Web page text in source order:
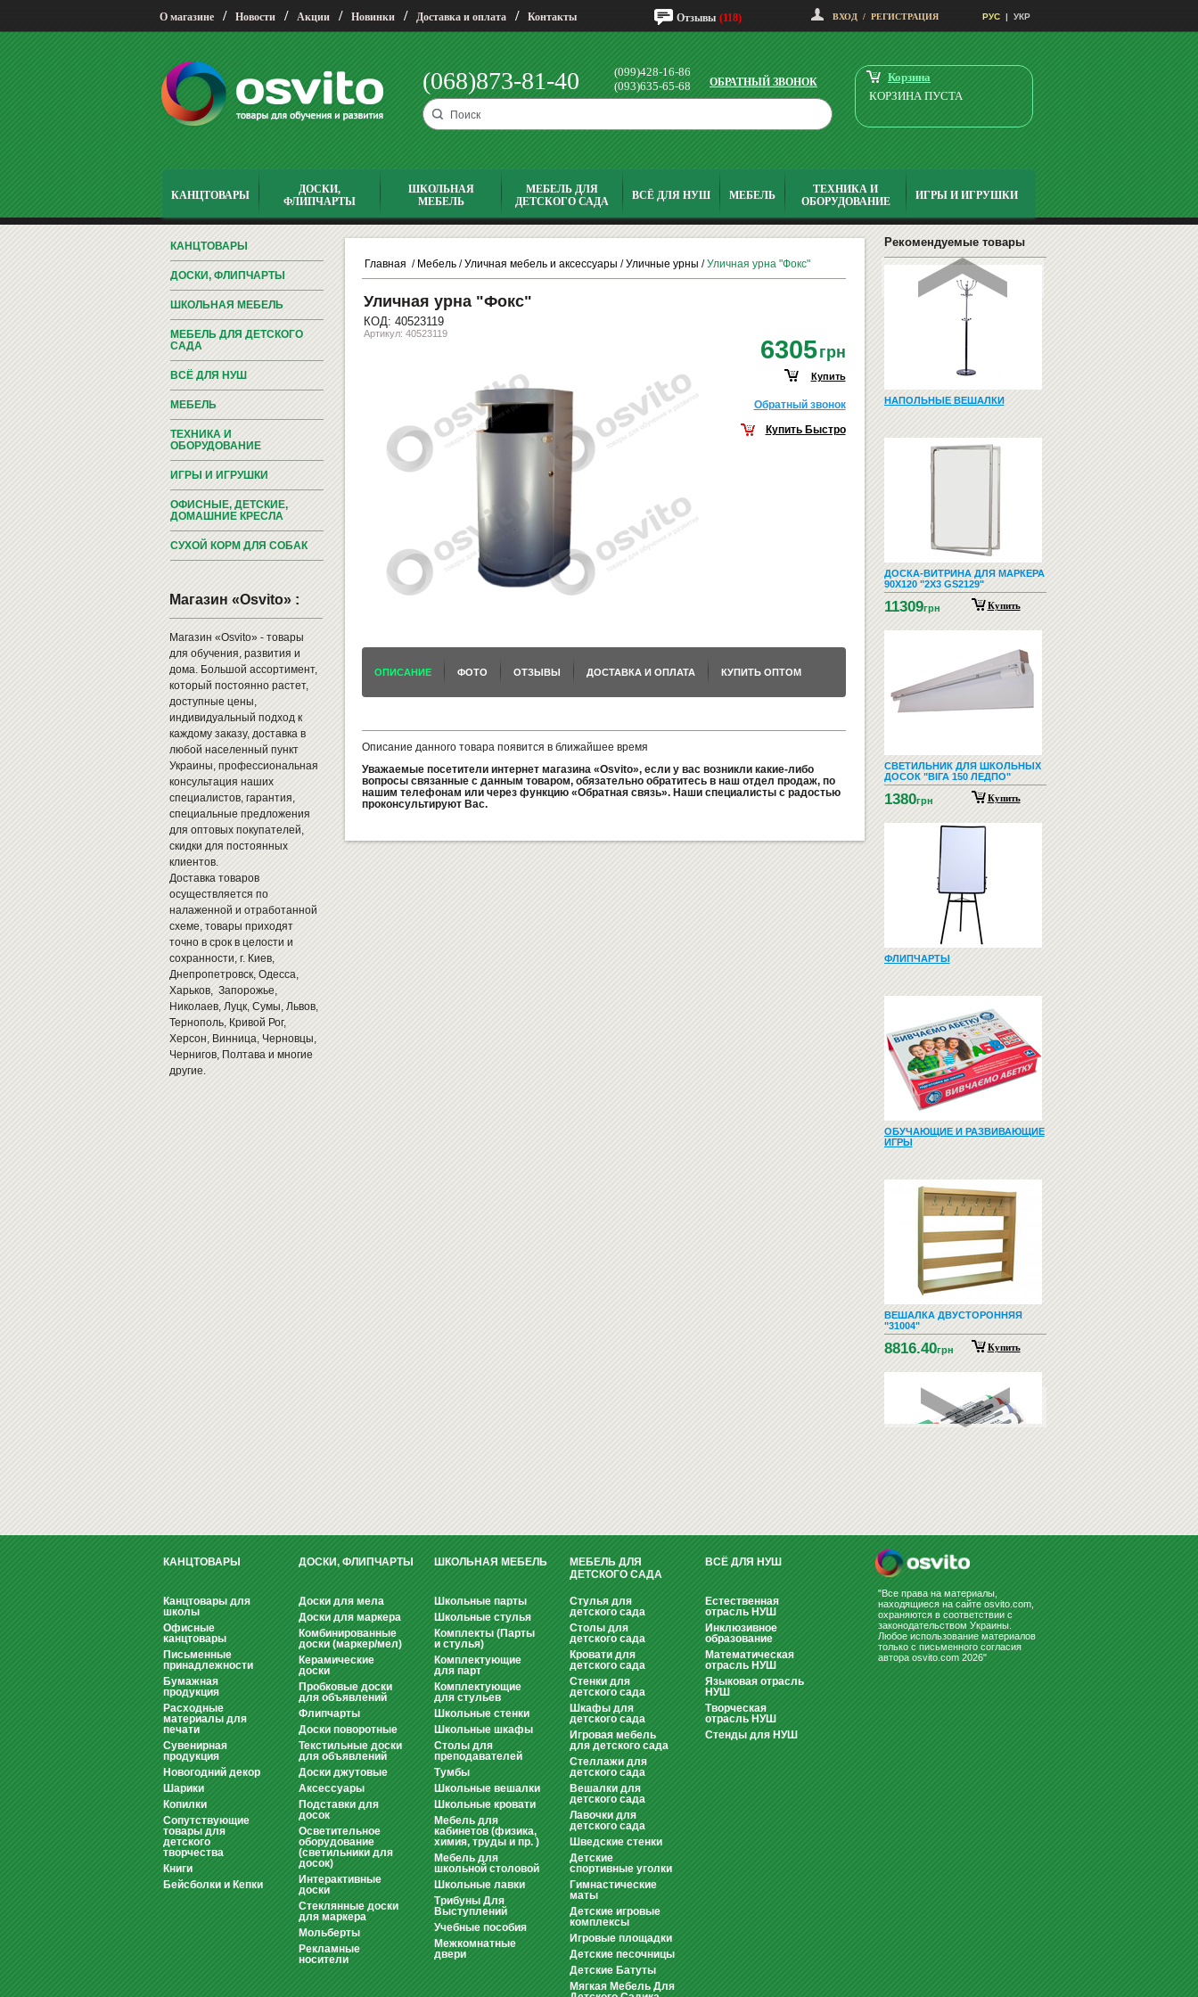
О магазине / Новости / Акции / Новинки / Доставка и оплата / Контакты Отзывы (118) ВХОД / РЕГИСТРАЦИЯ РУС | УКР
(068)873-81-40
(099)428-16-86
(093)635-65-68
ОБРАТНЫЙ ЗВОНОК
Корзина
КОРЗИНА ПУСТА
КАНЦТОВАРЫ
ДОСКИ,
ФЛИПЧАРТЫ
ШКОЛЬНАЯ
МЕБЕЛЬ
МЕБЕЛЬ ДЛЯ
ДЕТСКОГО САДА
ВСЁ ДЛЯ НУШ МЕБЕЛЬ
ТЕХНИКА И
ОБОРУДОВАНИЕ
ИГРЫ И ИГРУШКИ
КАНЦТОВАРЫ
ДОСКИ, ФЛИПЧАРТЫ
ШКОЛЬНАЯ МЕБЕЛЬ
МЕБЕЛЬ ДЛЯ ДЕТСКОГО
САДА
ВСЁ ДЛЯ НУШ
МЕБЕЛЬ
ТЕХНИКА И
ОБОРУДОВАНИЕ
ИГРЫ И ИГРУШКИ
ОФИСНЫЕ, ДЕТСКИЕ,
ДОМАШНИЕ КРЕСЛА
СУХОЙ КОРМ ДЛЯ СОБАК
Магазин «Osvito» :
Магазин «Osvito» - товары
для обучения, развития и
дома. Большой ассортимент,
который постоянно растет,
доступные цены,
индивидуальный подход к
каждому заказу, доставка в
любой населенный пункт
Украины, профессиональная
консультация наших
специалистов, гарантия,
специальные предложения
для оптовых покупателей,
скидки для постоянных
клиентов.
Доставка товаров
осуществляется по
налаженной и отработанной
схеме, товары приходят
точно в срок в целости и
сохранности, г. Киев,
Днепропетровск, Одесса,
Харьков, Запорожье,
Николаев, Луцк, Сумы, Львов,
Тернополь, Кривой Рог,
Херсон, Винница, Черновцы,
Чернигов, Полтава и многие
другие.
Главная / Мебель /Уличная мебель и аксессуары /Уличные урны /Уличная урна "Фокс"
Уличная урна "Фокс"
КОД: 40523119
Артикул: 40523119
6305грн
Купить
Обратный звонок
Купить Быстро
ОПИСАНИЕ ФОТО ОТЗЫВЫ ДОСТАВКА И ОПЛАТА КУПИТЬ ОПТОМ
Описание данного товара появится в ближайшее время
Уважаемые посетители интернет магазина «Osvito», если у вас возникли какие-либо
вопросы связанные с данным товаром, обязательно обратитесь в наш отдел продаж, по
нашим телефонам или через функцию «Обратная связь». Наши специалисты с радостью
проконсультируют Вас.
Рекомендуемые товары
НАБОР ДЛЯ МАРКЕРНОЙ
ДОСКИ,ФЛИПЧАРТА
КЕПКИ БЕЙСБОЛКИ С
УКРАИНСКОЙ СИМВОЛИКОЙ
НАПОЛЬНЫЕ ВЕШАЛКИ
ДОСКА-ВИТРИНА ДЛЯ МАРКЕРА
90Х120 "2Х3 GS2129"
11309грн Купить
СВЕТИЛЬНИК ДЛЯ ШКОЛЬНЫХ
ДОСОК "ВІГА 150 ЛЕДПО"
1380грн Купить
ФЛИПЧАРТЫ
ОБУЧАЮЩИЕ И РАЗВИВАЮЩИЕ
ИГРЫ
ВЕШАЛКА ДВУСТОРОННЯЯ
"31004"
8816.40грн Купить
115
КАНЦТОВАРЫ
Канцтовары для
школы
Офисные
канцтовары
Письменные
принадлежности
Бумажная
продукция
Расходные
материалы для
печати
Сувенирная
продукция
Новогодний декор
Шарики
Копилки
Сопутствующие
товары для
детского
творчества
Книги
Бейсболки и Кепки
ДОСКИ, ФЛИПЧАРТЫ
Доски для мела
Доски для маркера
Комбинированные
доски (маркер/мел)
Керамические
доски
Пробковые доски
для объявлений
Флипчарты
Доски поворотные
Текстильные доски
для объявлений
Доски джутовые
Аксессуары
Подставки для
досок
Осветительное
оборудование
(светильники для
досок)
Интерактивные
доски
Стеклянные доски
для маркера
Мольберты
Рекламные
носители
ШКОЛЬНАЯ МЕБЕЛЬ
Школьные парты
Школьные стулья
Комплекты (Парты
и стулья)
Комплектующие
для парт
Комплектующие
для стульев
Школьные стенки
Школьные шкафы
Столы для
преподавателей
Тумбы
Школьные вешалки
Школьные кровати
Мебель для
кабинетов (физика,
химия, труды и пр. )
Мебель для
школьной столовой
Школьные лавки
Трибуны Для
Выступлений
Учебные пособия
Межкомнатные
двери
МЕБЕЛЬ ДЛЯ
ДЕТСКОГО САДА
Стулья для
детского сада
Столы для
детского сада
Кровати для
детского сада
Стенки для
детского сада
Шкафы для
детского сада
Игровая мебель
для детского сада
Стеллажи для
детского сада
Вешалки для
детского сада
Лавочки для
детского сада
Шведские стенки
Детские
спортивные уголки
Гимнастические
маты
Детские игровые
комплексы
Игровые площадки
Детские песочницы
Детские Батуты
Мягкая Мебель Для
ВСЁ ДЛЯ НУШ
Естественная
отрасль НУШ
Инклюзивное
образование
Математическая
отрасль НУШ
Языковая отрасль
НУШ
Творческая
отрасль НУШ
Стенды для НУШ
"Все права на материалы,
находящиеся на сайте osvito.com,
охраняются в соответствии с
законодательством Украины.
Любое использование материалов
только с письменного согласия
автора osvito.com 2026"